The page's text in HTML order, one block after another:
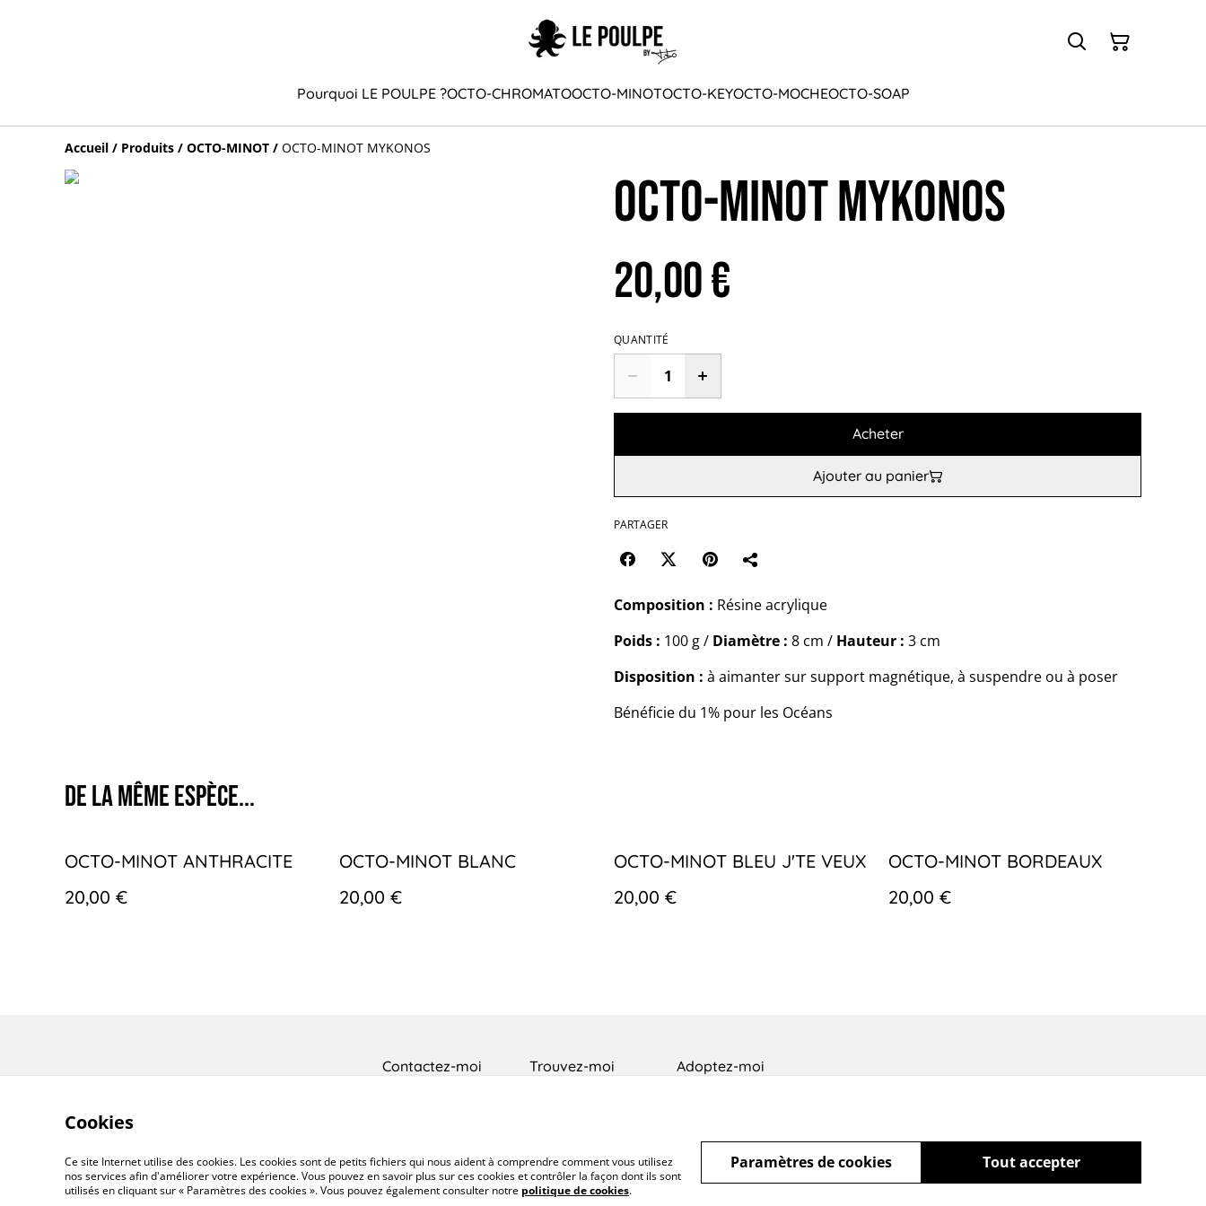
Pourquoi LE POULPE ?OCTO-CHROMATOOCTO-MINOTOCTO-KEYOCTO-MOCHEOCTO-SOAP
Accueil / Produits / OCTO-MINOT / OCTO-MINOT MYKONOS
OCTO-MINOT MYKONOS
20,00 €
QUANTITÉ
Acheter
Ajouter au panier
PARTAGER
Composition : Résine acrylique
Poids : 100 g / Diamètre : 8 cm / Hauteur : 3 cm
Disposition : à aimanter sur support magnétique, à suspendre ou à poser
Bénéficie du 1% pour les Océans
De la même espèce...
OCTO-MINOT ANTHRACITE
20,00 €
OCTO-MINOT BLANC
20,00 €
OCTO-MINOT BLEU J'TE VEUX
20,00 €
OCTO-MINOT BORDEAUX
20,00 €
Contactez-moi Trouvez-moi Adoptez-moi
©2026 Le Poulpe by Tibo
Cookies
Ce site Internet utilise des cookies. Les cookies sont de petits fichiers qui nous aident à comprendre comment vous utilisez
nos services afin d'améliorer votre expérience. Vous pouvez en savoir plus sur ces cookies et contrôler la façon dont ils sont
utilisés en cliquant sur « Paramètres des cookies ». Vous pouvez également consulter notre politique de cookies.
Tout accepter
Paramètres de cookies